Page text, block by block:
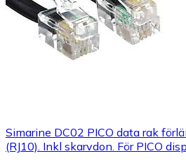
Simarine DC02 PICO data rak
(RJ10). Inkl skarvdon. För PICO